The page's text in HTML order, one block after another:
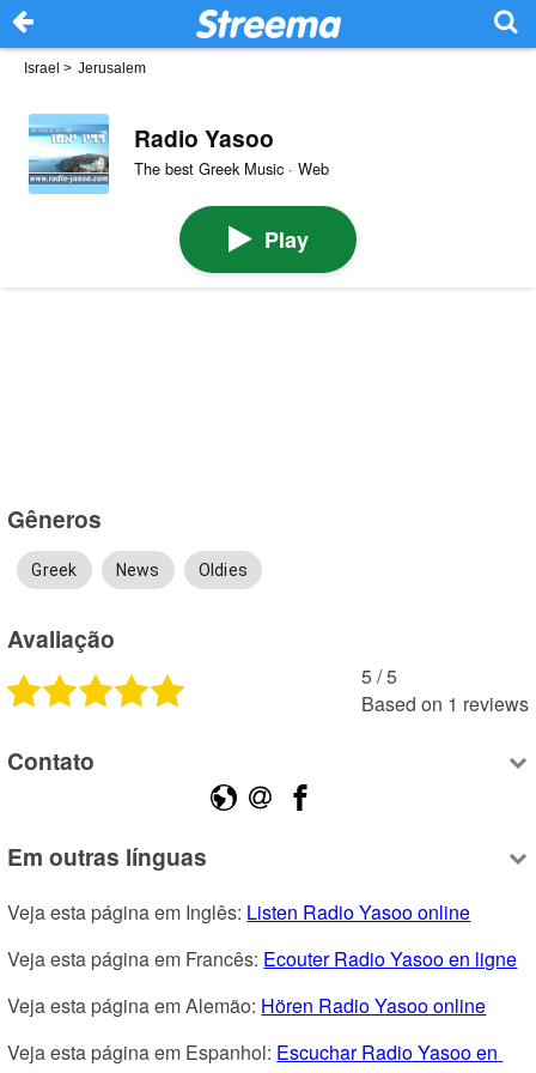
Israel > Jerusalem
Radio Yasoo
The best Greek Music · Web
Play
Gêneros
Greek News Oldies
Avaliação
5 /5
Based on 1 reviews
Contato
Em outras línguas
Veja esta página em Inglês: Listen Radio Yasoo online
Veja esta página em Francês: Ecouter Radio Yasoo en ligne
Veja esta página em Alemão: Hören Radio Yasoo online
Veja esta página em Espanhol: Escuchar Radio Yasoo en